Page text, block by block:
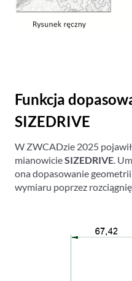
Funkcja
SIZEDRIVE
W ZWCADzie 2025
mianowicieSIZEDRIVE.
ona dopasowanie
wymiaru poprzez